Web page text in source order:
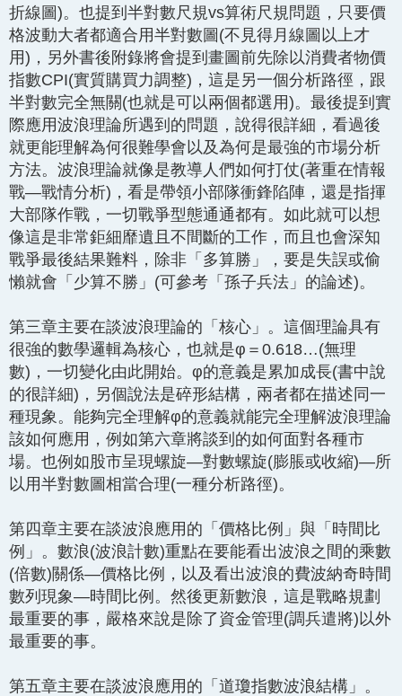
折線圖)。也提到半對數尺規vs算術尺規問題，只要價
格波動大者都適合用半對數圖(不見得月線圖以上才
用)，另外書後附錄將會提到畫圖前先除以消費者物價
指數CPI(實質購買力調整)，這是另一個分析路徑，跟
半對數完全無關(也就是可以兩個都選用)。最後提到實
際應用波浪理論所遇到的問題，說得很詳細，看過後
就更能理解為何很難學會以及為何是最強的市場分析
方法。波浪理論就像是教導人們如何打仗(著重在情報
戰—戰情分析)，看是帶領小部隊衝鋒陷陣，還是指揮
大部隊作戰，一切戰爭型態通通都有。如此就可以想
像這是非常鉅細靡遺且不間斷的工作，而且也會深知
戰爭最後結果難料，除非「多算勝」，要是失誤或偷
懶就會「少算不勝」(可參考「孫子兵法」的論述)。
第三章主要在談波浪理論的「核心」。這個理論具有
很強的數學邏輯為核心，也就是φ＝0.618…(無理
數)，一切變化由此開始。φ的意義是累加成長(書中說
的很詳細)，另個說法是碎形結構，兩者都在描述同一
種現象。能夠完全理解φ的意義就能完全理解波浪理論
該如何應用，例如第六章將談到的如何面對各種市
場。也例如股市呈現螺旋—對數螺旋(膨脹或收縮)—所
以用半對數圖相當合理(一種分析路徑)。
第四章主要在談波浪應用的「價格比例」與「時間比
例」。數浪(波浪計數)重點在要能看出波浪之間的乘數
(倍數)關係—價格比例，以及看出波浪的費波納奇時間
數列現象—時間比例。然後更新數浪，這是戰略規劃
最重要的事，嚴格來說是除了資金管理(調兵遣將)以外
最重要的事。
第五章主要在談波浪應用的「道瓊指數波浪結構」。